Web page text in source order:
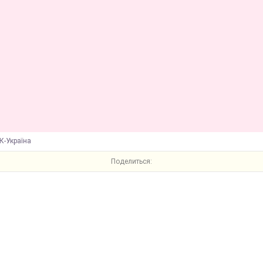
Україна
Поделиться: